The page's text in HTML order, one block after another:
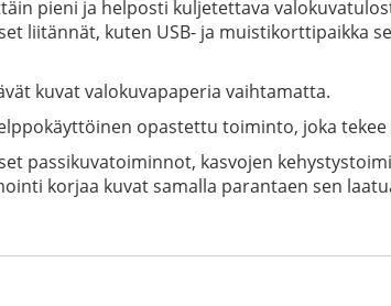
pieni ja helposti kuljetettava
liitännät, kuten USB- ja muistikorttipaikka
kuvat valokuvapaperia vaihtamatta.
opastettu toiminto, joka
passikuvatoiminnot, kasvojen
korjaa kuvat samalla parantaen sen